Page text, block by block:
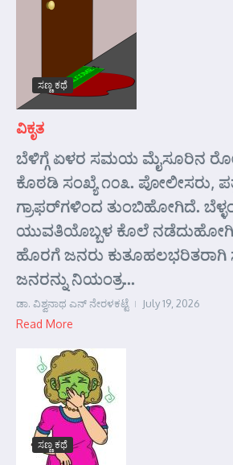
ಸಣ್ಣ ಕಥೆ
ವಿಕೃತ
ಬೆಳಿಗ್ಗೆ ಏಳರ ಸಮಯ ಮೈಸೂರಿನ
ಕೊಠಡಿ ಸಂಖ್ಯೆ ೧೦೩. ಪೋಲೀಸರು,
ಗ್ರಾಫರ್‌ಗಳಿಂದ ತುಂಬಿಹೋಗಿದೆ.
ಯುವತಿಯೊಬ್ಬಳ ಕೊಲೆ
ಹೊರಗೆ ಜನರು ಕುತೂಹಲಭರಿತರಾಗಿ
ಜನರನ್ನು ನಿಯಂತ್ರ...
ಡಾ. ವಿಶ್ವನಾಥ ಎನ್ ನೇರಳಕಟ್ಟೆ July 19, 2026
Read More
ಸಣ್ಣ ಕಥೆ